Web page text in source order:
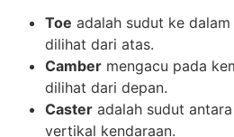
Toe adalah sudut ke
dilihat dari atas.
Camber mengacu pada
dilihat dari depan.
Caster adalah sudut
vertikal kendaraan.